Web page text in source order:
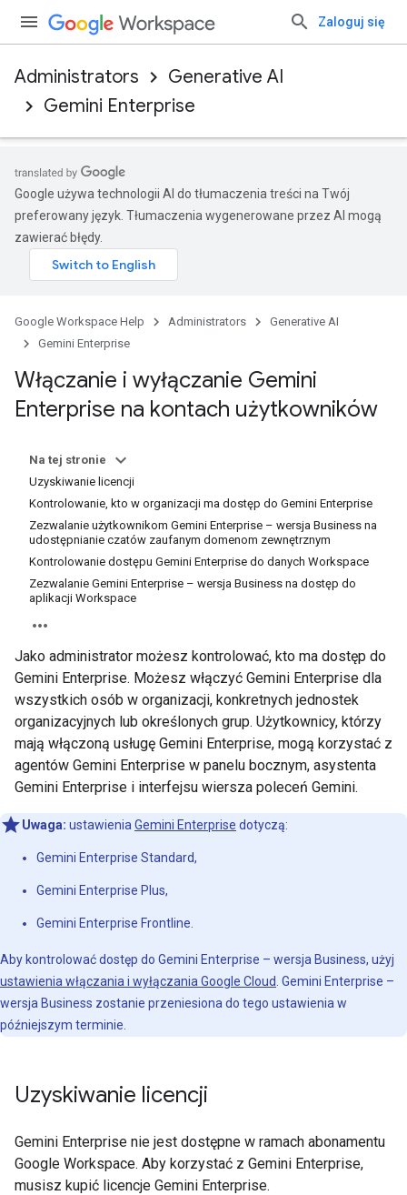
Zaloguj się
Administrators
Generative AI
Gemini Enterprise
Google używa technologii AI do tłumaczenia treści na Twój
preferowany język. Tłumaczenia wygenerowane przez AI mogą
zawierać błędy.
Google Workspace Help Administrators
Generative AI
Gemini Enterprise
Włączanie i wyłączanie Gemini
Enterprise na kontach użytkowników
Na tej stronie
Uzyskiwanie licencji
Kontrolowanie, kto w organizacji ma dostęp do Gemini Enterprise
Zezwalanie użytkownikom Gemini Enterprise – wersja Business na
udostępnianie czatów zaufanym domenom zewnętrznym
Kontrolowanie dostępu Gemini Enterprise do danych Workspace
Zezwalanie Gemini Enterprise – wersja Business na dostęp do
aplikacji Workspace
Jako administrator możesz kontrolować, kto ma dostęp do
Gemini Enterprise. Możesz włączyć Gemini Enterprise dla
wszystkich osób w organizacji, konkretnych jednostek
organizacyjnych lub określonych grup. Użytkownicy, którzy
mają włączoną usługę Gemini Enterprise, mogą korzystać z
agentów Gemini Enterprise w panelu bocznym, asystenta
Gemini Enterprise i interfejsu wiersza poleceń Gemini.
Uwaga: ustawienia Gemini Enterprise dotyczą:
Gemini Enterprise Standard,
Gemini Enterprise Plus,
Gemini Enterprise Frontline.
Aby kontrolować dostęp do Gemini Enterprise – wersja Business, użyj
ustawienia włączania i wyłączania Google Cloud . Gemini Enterprise –
wersja Business zostanie przeniesiona do tego ustawienia w
późniejszym terminie.
Uzyskiwanie licencji
Gemini Enterprise nie jest dostępne w ramach abonamentu
Google Workspace. Aby korzystać z Gemini Enterprise,
musisz kupić licencje Gemini Enterprise.